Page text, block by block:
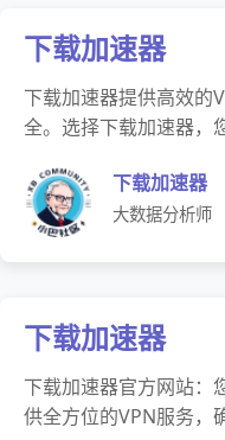
下载加速器
下载加速器提供高效的
全。选择下载加速器，
下载加速器
大数据分析师
下载加速器
下载加速器官方网站：
供全方位的VPN服务，